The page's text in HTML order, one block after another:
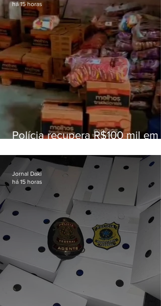
Polícia recupera R$100 mil em
Fluminense
há 15 horas
Jornal Daki
há 15 horas